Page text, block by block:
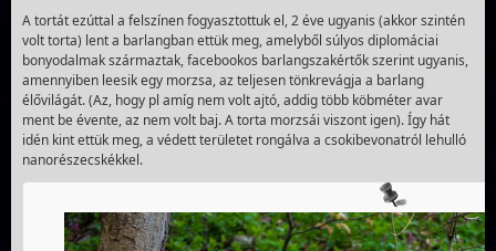
A tortát ezúttal a felszínen fogyasztottuk el, 2 éve ugyanis (akkor szintén
volt torta) lent a barlangban ettük meg, amelyből súlyos diplomáciai
bonyodalmak származtak, facebookos barlangszakértők szerint ugyanis,
amennyiben leesik egy morzsa, az teljesen tönkrevágja a barlang
élővilágát. (Az, hogy pl amíg nem volt ajtó, addig több köbméter avar
ment be évente, az nem volt baj. A torta morzsái viszont igen). Így hát
idén kint ettük meg, a védett területet rongálva a csokibevonatról lehulló
nanorészecskékkel.